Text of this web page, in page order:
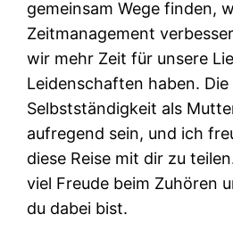
gemeinsam Wege finden,
Zeitmanagement
wir mehr Zeit für unsere
Leidenschaften haben. Die
Selbstständigkeit als
aufregend sein, und ich
diese Reise mit dir zu
viel Freude beim Zuhören
du dabei bist.